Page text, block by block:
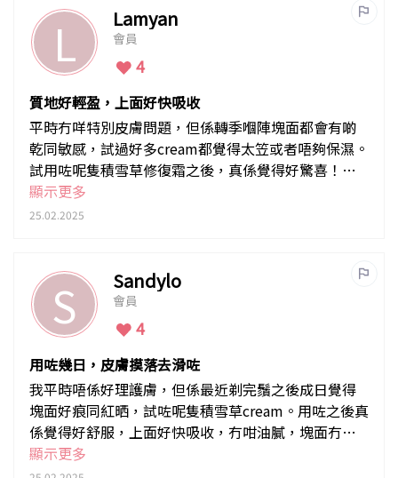
L Lamyan
會員
4
質地好輕盈，上面好快吸收
平時冇咩特別皮膚問題，但係轉季嗰陣塊面都會有啲
乾同敏感，試過好多cream都覺得太笠或者唔夠保濕。
試用咗呢隻積雪草修復霜之後，真係覺得好驚喜！質
地好輕盈，上面好快吸收，唔會黐笠笠，但係保濕效
果又好持久
顯示更多
25.02.2025
S Sandylo
會員
4
用咗幾日，皮膚摸落去滑咗
我平時唔係好理護膚，但係最近剃完鬚之後成日覺得
塊面好痕同紅晒，試咗呢隻積雪草cream。用咗之後真
係覺得好舒服，上面好快吸收，冇咁油膩，塊面冇咁
痕同紅。用咗幾日，皮膚摸落去滑咗，連啲暗瘡印都
顯示更多